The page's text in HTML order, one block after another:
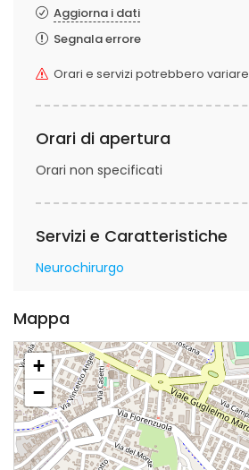
Aggiorna i dati
Segnala errore
Orari e servizi potrebbero variare
Orari di apertura
Orari non specificati
Servizi e Caratteristiche
Neurochirurgo
Mappa
+
−